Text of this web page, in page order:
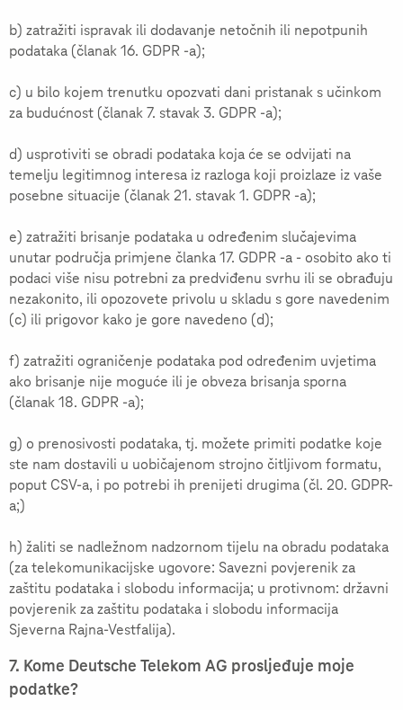
b) zatražiti ispravak ili dodavanje netočnih ili nepotpunih
podataka (članak 16. GDPR -a);
c) u bilo kojem trenutku opozvati dani pristanak s učinkom
za budućnost (članak 7. stavak 3. GDPR -a);
d) usprotiviti se obradi podataka koja će se odvijati na
temelju legitimnog interesa iz razloga koji proizlaze iz vaše
posebne situacije (članak 21. stavak 1. GDPR -a);
e) zatražiti brisanje podataka u određenim slučajevima
unutar područja primjene članka 17. GDPR -a - osobito ako ti
podaci više nisu potrebni za predviđenu svrhu ili se obrađuju
nezakonito, ili opozovete privolu u skladu s gore navedenim
(c) ili prigovor kako je gore navedeno (d);
f) zatražiti ograničenje podataka pod određenim uvjetima
ako brisanje nije moguće ili je obveza brisanja sporna
(članak 18. GDPR -a);
g) o prenosivosti podataka, tj. možete primiti podatke koje
ste nam dostavili u uobičajenom strojno čitljivom formatu,
poput CSV-a, i po potrebi ih prenijeti drugima (čl. 20. GDPR-
a;)
h) žaliti se nadležnom nadzornom tijelu na obradu podataka
(za telekomunikacijske ugovore: Savezni povjerenik za
zaštitu podataka i slobodu informacija; u protivnom: državni
povjerenik za zaštitu podataka i slobodu informacija
Sjeverna Rajna-Vestfalija).
7. Kome Deutsche Telekom AG prosljeđuje moje
podatke?